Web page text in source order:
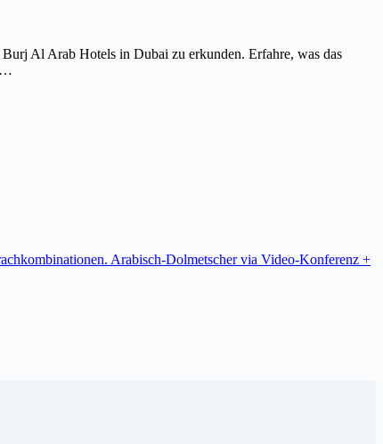
Al Arab Hotels in Dubai zu erkunden. Erfahre, was das
Arabisch-Dolmetscher via Video-Konferenz +